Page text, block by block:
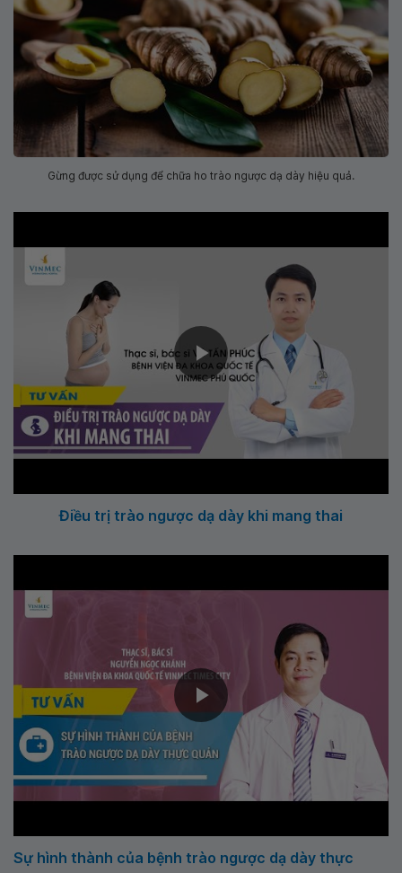
Gừng được sử dụng để chữa ho trào ngược dạ dày hiệu quả.
Điều trị trào ngược dạ dày khi mang thai
Sự hình thành của bệnh trào ngược dạ dày thực